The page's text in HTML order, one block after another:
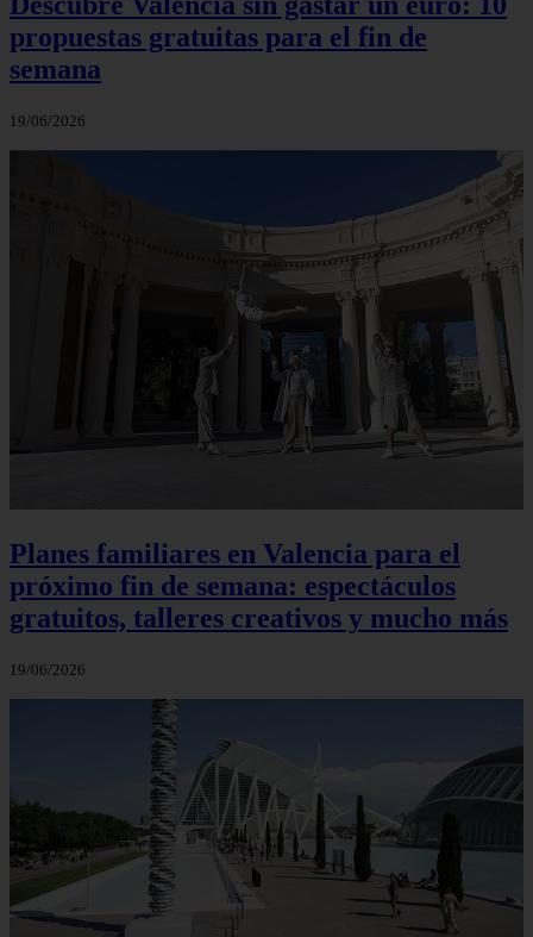
propuestas gratuitas para el fin de
semana
19/06/2026
Planes familiares en Valencia para el
próximo fin de semana: espectáculos
gratuitos, talleres creativos y mucho más
19/06/2026